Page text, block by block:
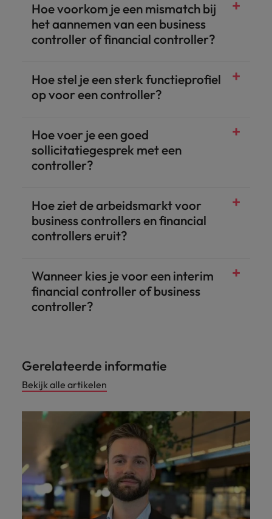
Hoe voorkom je een mismatch bij
het aannemen van een business
controller of financial controller?
Hoe stel je een sterk functieprofiel
op voor een controller?
Hoe voer je een goed
sollicitatiegesprek met een
controller?
Hoe ziet de arbeidsmarkt voor
business controllers en financial
controllers eruit?
Wanneer kies je voor een interim
financial controller of business
controller?
Gerelateerde informatie
Bekijk alle artikelen